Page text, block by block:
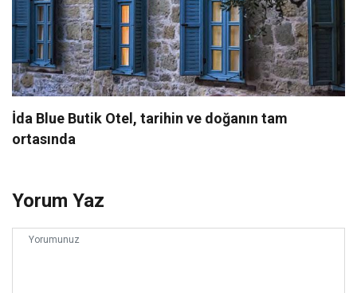
İda Blue Butik Otel, tarihin ve doğanın tam
ortasında
Yorum Yaz